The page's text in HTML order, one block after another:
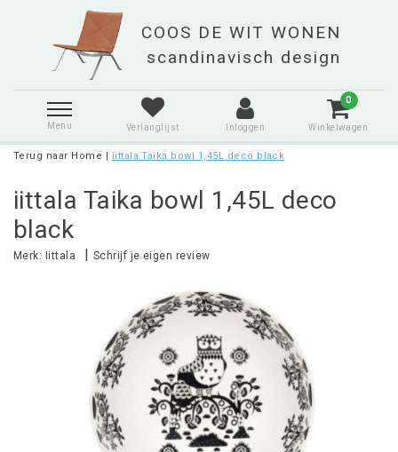
Menu Verlanglijst Inloggen
0
Winkelwagen
Terug naar Home | iittala Taika bowl 1,45L deco black
iittala Taika bowl 1,45L deco
black
Merk: Iittala | Schrijf je eigen review